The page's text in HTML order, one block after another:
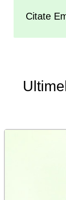
Citate